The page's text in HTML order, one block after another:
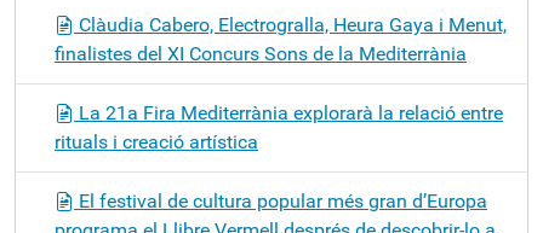
Clàudia Cabero, Electrogralla, Heura Gaya i Menut,
finalistes del XI Concurs Sons de la Mediterrània
La 21a Fira Mediterrània explorarà la relació entre
rituals i creació artística
El festival de cultura popular més gran d’Europa